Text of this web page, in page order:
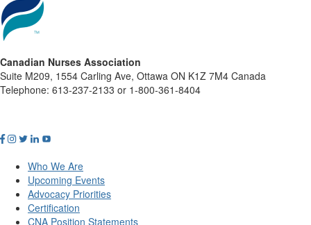
Canadian Nurses Association
Suite M209, 1554 Carling Ave, Ottawa ON K1Z 7M4 Canada
Telephone: 613-237-2133 or 1-800-361-8404
Who We Are
Upcoming Events
Advocacy Priorities
Certification
CNA Position Statements